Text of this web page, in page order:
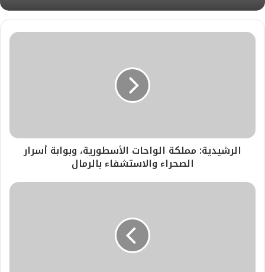
​الرشيدية: مملكة الواحات الأسطورية، وبوابة أسرار
الصحراء والاستشفاء بالرمال